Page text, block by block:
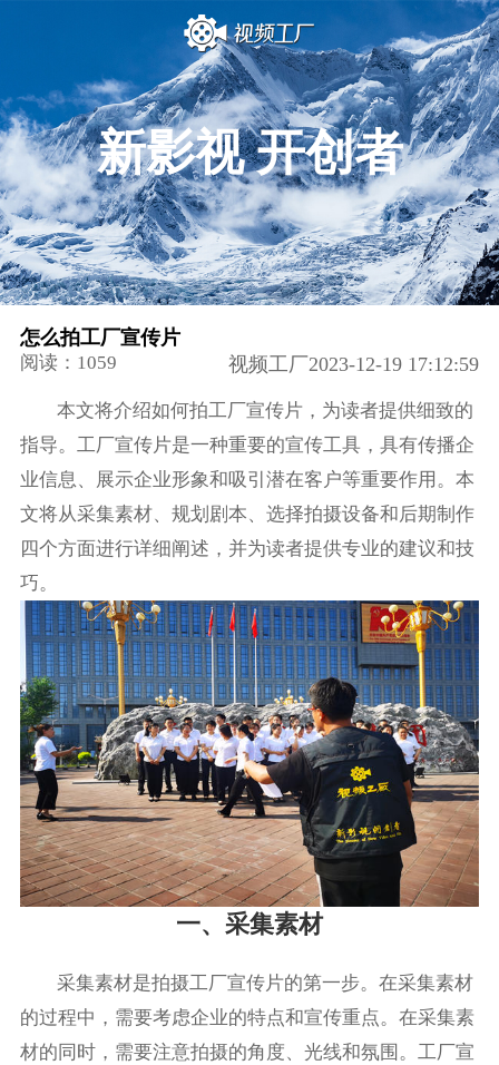
新影视 开创者
怎么拍工厂宣传片
阅读：1059 视频工厂2023-12-19 17:12:59
本文将介绍如何拍工厂宣传片，为读者提供细致的
指导。工厂宣传片是一种重要的宣传工具，具有传播企
业信息、展示企业形象和吸引潜在客户等重要作用。本
文将从采集素材、规划剧本、选择拍摄设备和后期制作
四个方面进行详细阐述，并为读者提供专业的建议和技
巧。
一、采集素材
采集素材是拍摄工厂宣传片的第一步。在采集素材
的过程中，需要考虑企业的特点和宣传重点。在采集素
材的同时，需要注意拍摄的角度、光线和氛围。工厂宣